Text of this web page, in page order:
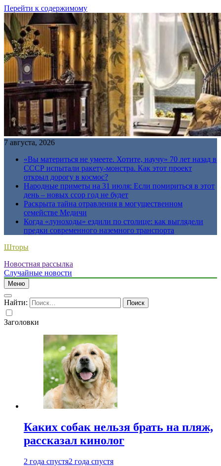
Перейти к содержимому
7 августа, 2026
«Вы материться не умеете. Хотите, научу» 70 лет назад в
СССР испытали ракету-монстра. Как этот проект
открыл дорогу в космос?
Народные приметы на 31 июля: Если помириться в этот
день – новых ссор год не будет
Раскрыта тайна отравления в могущественном
семействе Медичи
Когда «луноходы» ездили по столице: как выглядели
предки современного наземного транспорта
Шторы
Новостная рассылка
Случайные новости
Меню
Найти:
Заголовки
Каких собак нельзя брать на пляж,
рассказал кинолог
2 года спустя2 года спустя